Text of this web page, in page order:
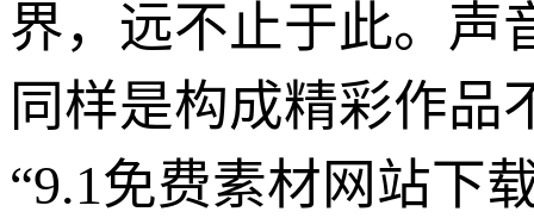
界，远不止于此。声
同样是构成精彩作品
“9.1免费素材网站下